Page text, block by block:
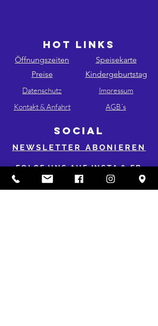
HOT LINKS
Öffnungszeiten
Preise
Datenschutz
Kontakt & Anfahrt
Speisekarte
Kindergeburtstag
Impressum
AGB´s
SOCIAL
NEWSLETTER ABONIEREN
FOLGE UNS AUF INSTA & FB